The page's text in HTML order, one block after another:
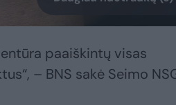
paaiškintų visas
– BNS sakė Seimo